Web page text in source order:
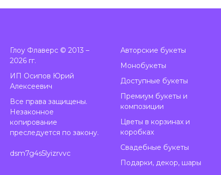
Глоу Флаверс © 2013 –
2026 гг.
ИП Осипов Юрий
Алексеевич
Все права защищены.
Незаконное
копирование
преследуется по закону.
dsm7g4s5lyizrvvc
Авторские букеты
Монобукеты
Доступные букеты
Премиум букеты и
композиции
Цветы в корзинах и
коробках
Свадебные букеты
Подарки, декор, шары